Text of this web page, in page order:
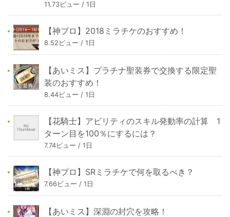
11.73ビュー / 1日
【神プロ】2018ミラチケのおすすめ！
8.52ビュー / 1日
【あいミス】プラチナ聖装券で交換する限定聖
装のおすすめ！
8.44ビュー / 1日
【花騎士】アビリティのスキル発動率の計算 1
ターン目を100％にするには？
7.74ビュー / 1日
【神プロ】SRミラチケで何を取るべき？
7.66ビュー / 1日
【あいミス】深淵の封穴を攻略！